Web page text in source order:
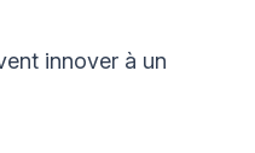
innover à un